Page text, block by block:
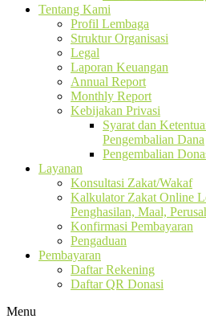
Tentang Kami
Profil Lembaga
Struktur Organisasi
Legal
Laporan Keuangan
Annual Report
Monthly Report
Kebijakan Privasi
Syarat dan
Pengembalian Dana
Pengembalian
Layanan
Konsultasi Zakat/Wakaf
Kalkulator Zakat Online
Penghasilan, Maal,
Konfirmasi Pembayaran
Pengaduan
Pembayaran
Daftar Rekening
Daftar QR Donasi
Menu